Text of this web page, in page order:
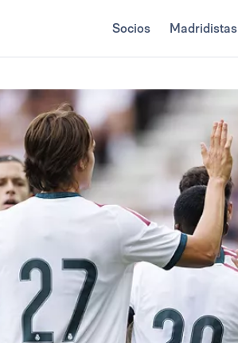
Socios Madridistas